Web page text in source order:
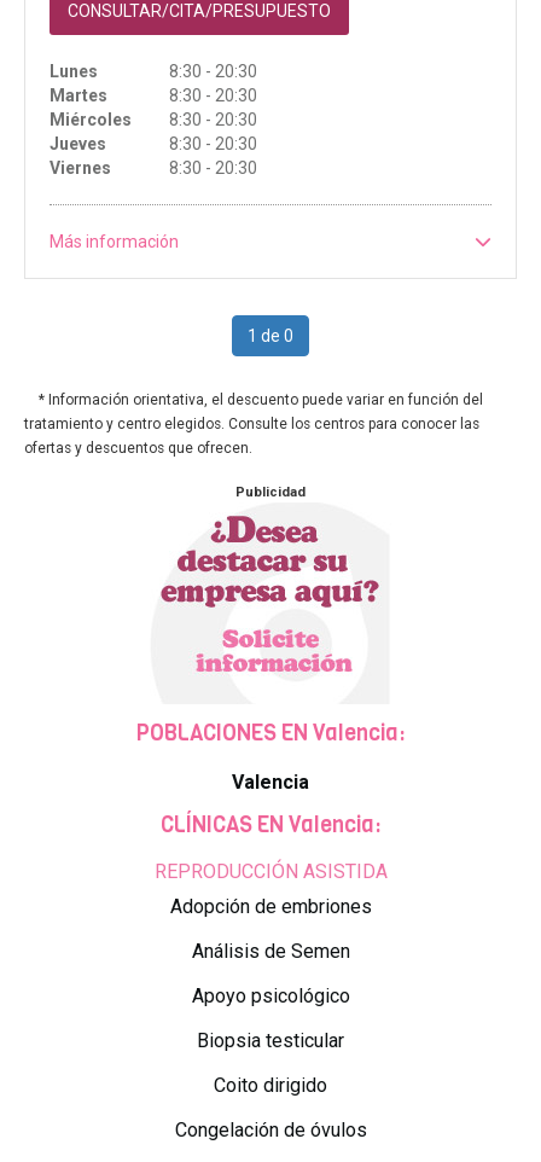
CONSULTAR/CITA/PRESUPUESTO
Lunes
8:30 - 20:30
Martes
8:30 - 20:30
Miércoles
8:30 - 20:30
Jueves
8:30 - 20:30
Viernes
8:30 - 20:30
Más información
1 de 0
* Información orientativa, el descuento puede variar en función del
tratamiento y centro elegidos. Consulte los centros para conocer las
ofertas y descuentos que ofrecen.
Publicidad
POBLACIONES EN Valencia:
Valencia
CLÍNICAS EN Valencia:
REPRODUCCIÓN ASISTIDA
Adopción de embriones
Análisis de Semen
Apoyo psicológico
Biopsia testicular
Coito dirigido
Congelación de óvulos